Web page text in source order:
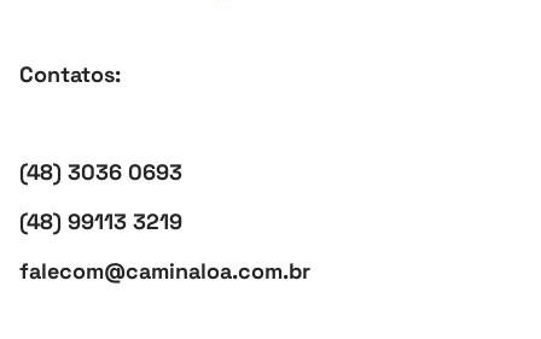
Contatos:
(48) 3036 0693
(48) 99113 3219
falecom@caminaloa.com.br